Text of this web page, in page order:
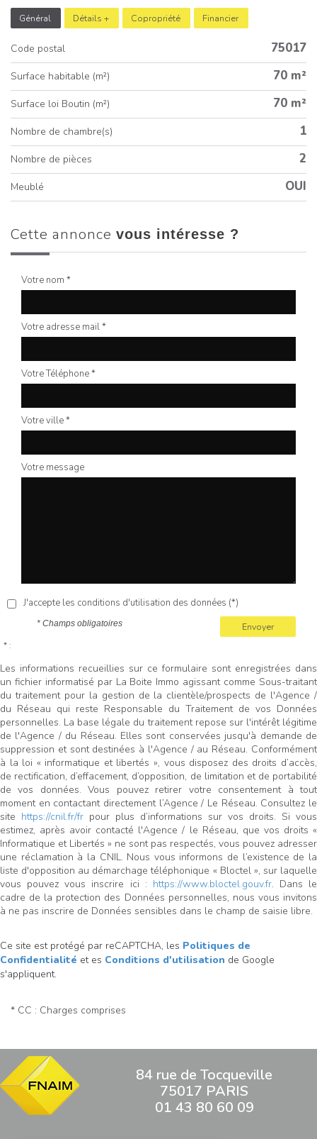
Général Détails + Copropriété Financier
Code postal 75017
Surface habitable (m²) 70 m²
Surface loi Boutin (m²) 70 m²
Nombre de chambre(s) 1
Nombre de pièces 2
Meublé OUI
cette annonce vous intéresse ?
Votre nom *
Votre adresse mail *
Votre Téléphone *
Votre ville *
Votre message
J'accepte les conditions d'utilisation des données (*)
Envoyer
* Champs obligatoires
* :
Les informations recueillies sur ce formulaire sont enregistrées dans
un fichier informatisé par La Boite Immo agissant comme Sous-traitant
du traitement pour la gestion de la clientèle/prospects de l'Agence /
du Réseau qui reste Responsable du Traitement de vos Données
personnelles. La base légale du traitement repose sur l'intérêt légitime
de l'Agence / du Réseau. Elles sont conservées jusqu'à demande de
suppression et sont destinées à l'Agence / au Réseau. Conformément
à la loi « informatique et libertés », vous disposez des droits d’accès,
de rectification, d’effacement, d’opposition, de limitation et de portabilité
de vos données. Vous pouvez retirer votre consentement à tout
moment en contactant directement l’Agence / Le Réseau. Consultez le
site https://cnil.fr/fr pour plus d’informations sur vos droits. Si vous
estimez, après avoir contacté l'Agence / le Réseau, que vos droits «
Informatique et Libertés » ne sont pas respectés, vous pouvez adresser
une réclamation à la CNIL. Nous vous informons de l’existence de la
liste d'opposition au démarchage téléphonique « Bloctel », sur laquelle
vous pouvez vous inscrire ici : https://www.bloctel.gouv.fr. Dans le
cadre de la protection des Données personnelles, nous vous invitons
à ne pas inscrire de Données sensibles dans le champ de saisie libre.
Ce site est protégé par reCAPTCHA, les Politiques de
Confidentialité et es Conditions d'utilisation de Google
s'appliquent.
* CC : Charges comprises
84 rue de Tocqueville
75017 PARIS
01 43 80 60 09